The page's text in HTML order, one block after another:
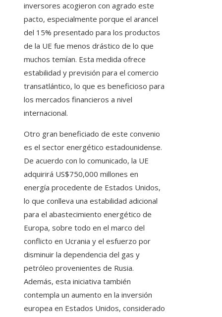
inversores acogieron con agrado este
pacto, especialmente porque el arancel
del 15% presentado para los productos
de la UE fue menos drástico de lo que
muchos temían. Esta medida ofrece
estabilidad y previsión para el comercio
transatlántico, lo que es beneficioso para
los mercados financieros a nivel
internacional.
Otro gran beneficiado de este convenio
es el sector energético estadounidense.
De acuerdo con lo comunicado, la UE
adquirirá US$750,000 millones en
energía procedente de Estados Unidos,
lo que conlleva una estabilidad adicional
para el abastecimiento energético de
Europa, sobre todo en el marco del
conflicto en Ucrania y el esfuerzo por
disminuir la dependencia del gas y
petróleo provenientes de Rusia.
Además, esta iniciativa también
contempla un aumento en la inversión
europea en Estados Unidos, considerado